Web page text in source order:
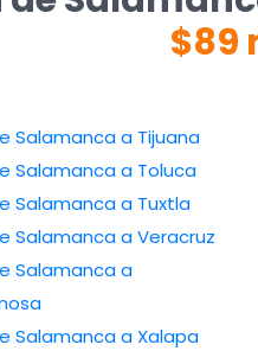
$89
Salamanca a Tijuana
Salamanca a Toluca
Salamanca a Tuxtla
Salamanca a Veracruz
Salamanca a
Salamanca a Xalapa